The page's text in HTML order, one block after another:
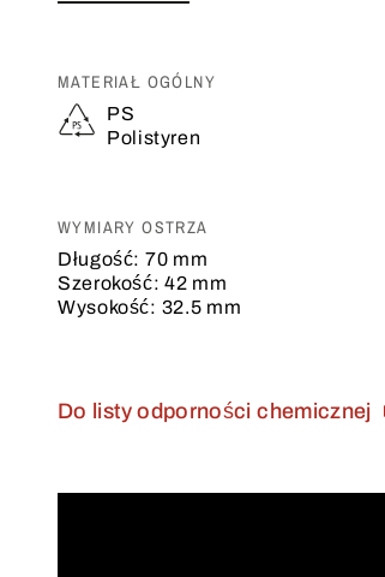
MATERIAŁ OGÓLNY
PS
Polistyren
WYMIARY OSTRZA
Długość: 70 mm
Szerokość: 42 mm
Wysokość: 32.5 mm
Do listy odporności chemicznej